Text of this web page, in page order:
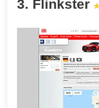
3. Flinkster